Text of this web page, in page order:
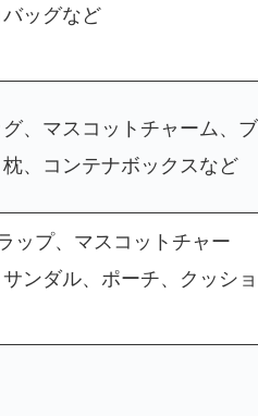
ッグなど
、マスコットチャーム、ブ
、コンテナボックスなど
ップ、マスコットチャー
ンダル、ポーチ、クッショ